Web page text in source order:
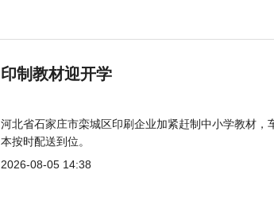
印制教材迎开学
河北省石家庄市栾城区印刷企业加紧赶制中小学教材，
本按时配送到位。
2026-08-05 14:38